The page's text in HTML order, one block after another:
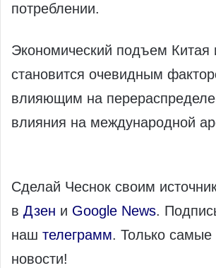
потреблении.
Экономический подъем Китая
становится очевидным
влияющим на
влияния на международной
Сделай Чеснок своим
в Дзен и Google News.
наш телеграмм. Только
новости!